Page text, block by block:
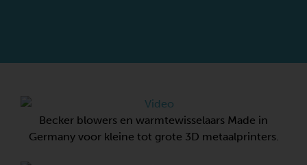
Becker blowers en warmtewisselaars Made in
Germany voor kleine tot grote 3D metaalprinters.